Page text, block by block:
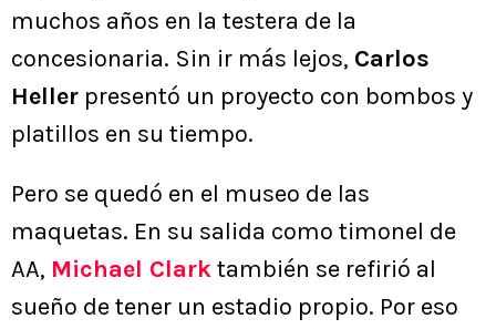
muchos años en la testera de la
concesionaria. Sin ir más lejos, Carlos
Heller presentó un proyecto con bombos y
platillos en su tiempo.
Pero se quedó en el museo de las
maquetas. En su salida como timonel de
AA, Michael Clarktambién se refirió al
sueño de tener un estadio propio. Por eso